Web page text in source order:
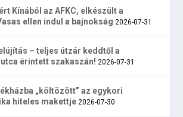
Kínából az AFKC, elkészült a
ellen indul a bajnokság 2026-07-31
– teljes útzár keddtől a
érintett szakaszán! 2026-07-31
„költözött” az egykori
hiteles makettje 2026-07-30